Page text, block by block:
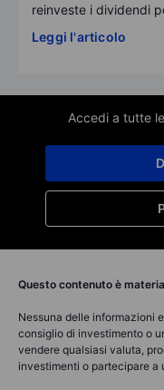
reinveste i dividendi
Leggi l'articolo
Accedi a tutte
Questo contenuto è
Nessuna delle informazioni
consiglio di investimento o
vendere qualsiasi valuta,
investimenti o partecipare a